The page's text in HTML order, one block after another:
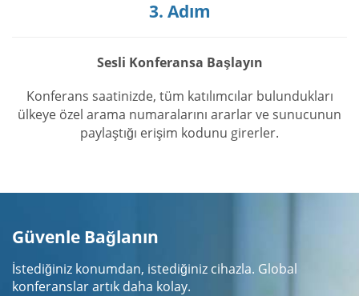
3. Adım
Sesli Konferansa Başlayın
Konferans saatinizde, tüm katılımcılar bulundukları
ülkeye özel arama numaralarını ararlar ve sunucunun
paylaştığı erişim kodunu girerler.
Güvenle Bağlanın
İstediğiniz konumdan, istediğiniz cihazla. Global
konferanslar artık daha kolay.